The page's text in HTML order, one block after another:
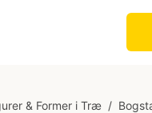
& Former i Træ /